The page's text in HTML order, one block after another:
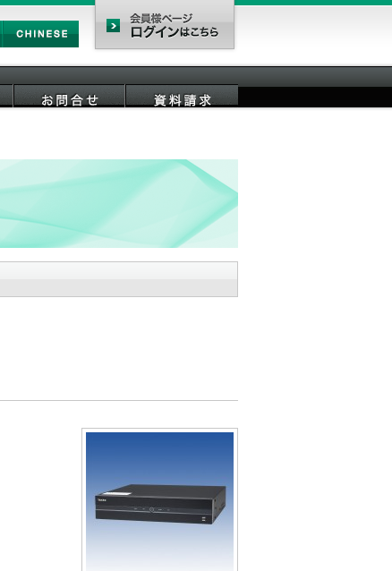
Chinese
会員様ページ